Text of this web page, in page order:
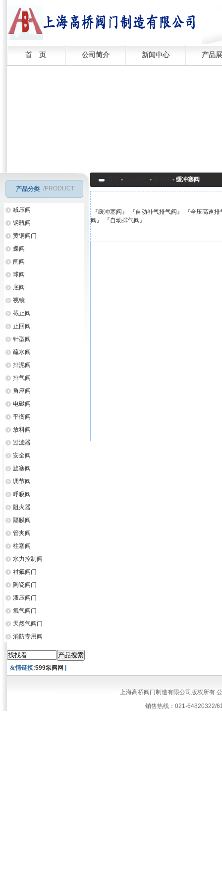
首 页 公司简介 新闻中心 产品
产品分类 /PRODUCT
减压阀
钢瓶阀
黄铜阀门
蝶阀
闸阀
球阀
底阀
视镜
截止阀
止回阀
针型阀
疏水阀
排泥阀
排气阀
角座阀
电磁阀
平衡阀
放料阀
过滤器
安全阀
旋塞阀
调节阀
呼吸阀
阻火器
隔膜阀
管夹阀
柱塞阀
水力控制阀
衬氟阀门
陶瓷阀门
液压阀门
氧气阀门
天然气阀门
消防专用阀
- - - 缓冲塞阀
『缓冲塞阀 』 『自动补气排气阀 』 『全压高速排
阀 』 『自动排气阀 』
友情链接:599泵阀网
上海高桥阀门制造有限公司版权所有
销售热线：021-64820322/